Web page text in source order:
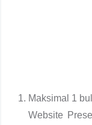
Maksimal 1
Website